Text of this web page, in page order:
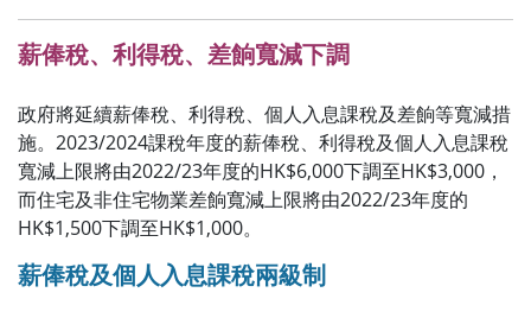
薪俸稅、利得稅、差餉寬減下調
政府將延續薪俸稅、利得稅、個人入息課稅及差餉等寬減措
施。2023/2024課稅年度的薪俸稅、利得稅及個人入息課稅
寬減上限將由2022/23年度的HK$6,000下調至HK$3,000，
而住宅及非住宅物業差餉寬減上限將由2022/23年度的
HK$1,500下調至HK$1,000。
薪俸稅及個人入息課稅兩級制